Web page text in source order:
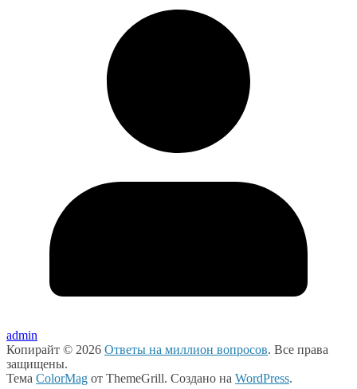
admin
Копирайт © 2026 Ответы на миллион вопросов. Все права
защищены.
Тема ColorMag от ThemeGrill. Создано на WordPress.